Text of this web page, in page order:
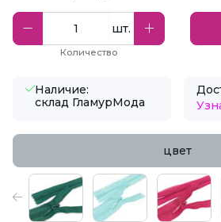
шт.
Количество
Наличие:
склад ГламурМода
цвет